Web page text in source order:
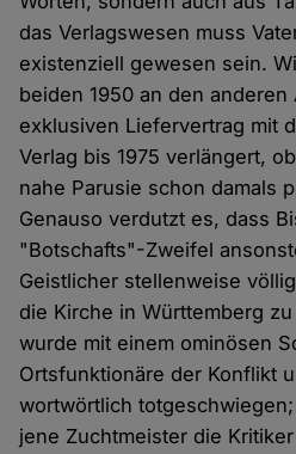
das Verlagswesen muss
existenziell gewesen sein.
beiden 1950 an den
exklusiven Liefervertrag mit
Verlag bis 1975 verlängert,
nahe Parusie schon damals
Genauso verdutzt es, dass
"Botschafts"-Zweifel
Geistlicher stellenweise
die Kirche in Württemberg
wurde mit einem ominösen
Ortsfunktionäre der Konflikt
wortwörtlich
jene Zuchtmeister die